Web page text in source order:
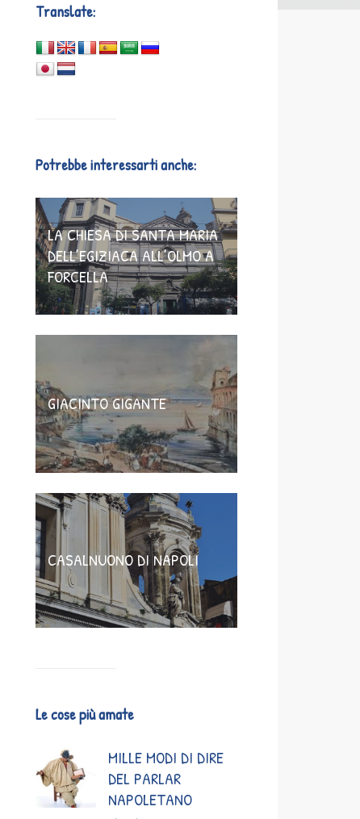
Translate:
Potrebbe interessarti anche:
LA CHIESA DI SANTA MARIA
DELL’EGIZIACA ALL’OLMO A
FORCELLA
GIACINTO GIGANTE
CASALNUONO DI NAPOLI
Le cose più amate
MILLE MODI DI DIRE
DEL PARLAR
NAPOLETANO